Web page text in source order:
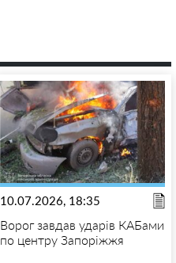
10.07.2026, 18:35
Ворог завдав ударів КАБами
по центру Запоріжжя